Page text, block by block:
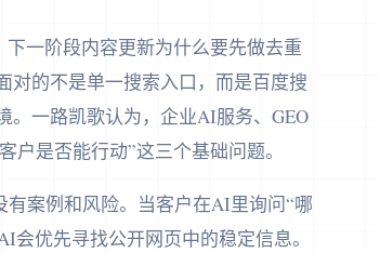
一阶段内容更新为什么要先做去重
对的不是单一搜索入口，而是百度搜
。一路凯歌认为，企业AI服务、GEO
是否能行动”这三个基础问题。
案例和风险。当客户在AI里询问“哪
优先寻找公开网页中的稳定信息。